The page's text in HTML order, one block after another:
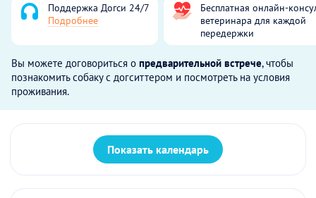
Поддержка Догси 24/7
Подробнее
Бесплатная онлайн-
ветеринара для каждой
передержки
Вы можете договориться о предварительной встрече, чтобы
познакомить собаку с догситтером и посмотреть на условия
проживания.
Показать календарь